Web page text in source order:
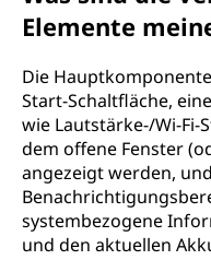
Elemente
Die
Start-Schaltfläche,
wie Lautstärke-/Wi-Fi-
dem offene Fenster
angezeigt werden,
systembezogene
und den aktuellen